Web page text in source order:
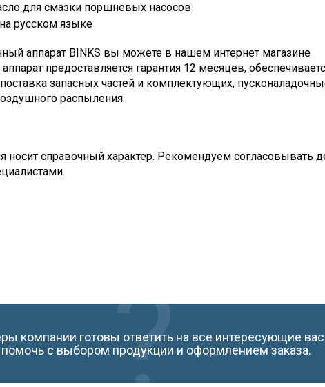
для смазки поршневых насосов
русском языке
аппарат BINKS вы можете в нашем интернет магазине
предоставляется гарантия 12 месяцев,
запасных частей и комплектующих,
распыления.
носит справочный характер. Рекомендуем согласовывать
компании готовы ответить на все интересующие вас
с выбором продукции и оформлением заказа.